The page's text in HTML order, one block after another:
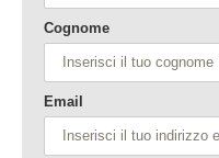
Cognome
Email